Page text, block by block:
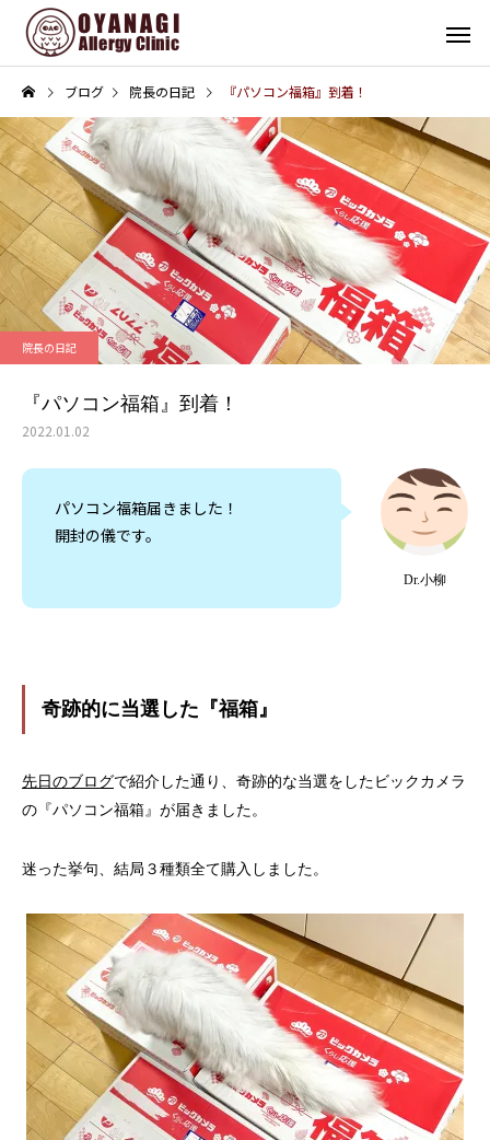
その他
子宮頸がん予防接種（HPV
ワクチン）を開始します
インフォメーション
4周年！
ブログ 院長の日記 『パソコン福箱』到着！
院長の日記
『パソコン福箱』到着！
2022.01.02
Dr.小柳
パソコン福箱届きました！
開封の儀です。
奇跡的に当選した『福箱』
先日のブログで紹介した通り、奇跡的な当選をしたビックカメラ
の『パソコン福箱』が届きました。
迷った挙句、結局３種類全て購入しました。